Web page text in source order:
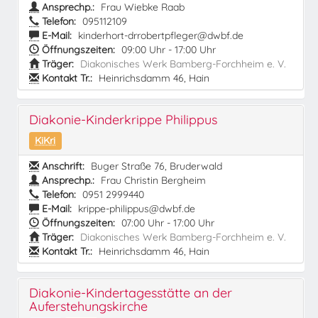
Ansprechp.: Frau Wiebke Raab
Telefon: 095112109
E-Mail: kinderhort-drrobertpfleger@dwbf.de
Öffnungszeiten: 09:00 Uhr - 17:00 Uhr
Träger: Diakonisches Werk Bamberg-Forchheim e. V.
Kontakt Tr.: Heinrichsdamm 46, Hain
Diakonie-Kinderkrippe Philippus
KiKri
Anschrift: Buger Straße 76, Bruderwald
Ansprechp.: Frau Christin Bergheim
Telefon: 0951 2999440
E-Mail: krippe-philippus@dwbf.de
Öffnungszeiten: 07:00 Uhr - 17:00 Uhr
Träger: Diakonisches Werk Bamberg-Forchheim e. V.
Kontakt Tr.: Heinrichsdamm 46, Hain
Diakonie-Kindertagesstätte an der
Auferstehungskirche